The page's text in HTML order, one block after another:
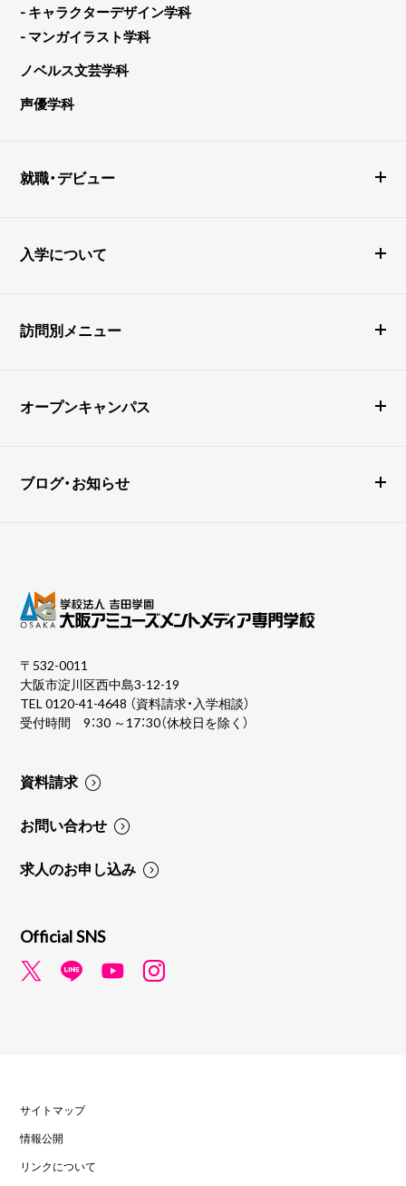
- キャラクターデザイン学科
- マンガイラスト学科
ノベルス文芸学科
声優学科
就職・デビュー
入学について
訪問別メニュー
オープンキャンパス
ブログ・お知らせ
〒532-0011
大阪市淀川区西中島3-12-19
TEL0120-41-4648 （資料請求・入学相談）
受付時間 9：30 ～17：30（休校日を除く）
資料請求
お問い合わせ
求人のお申し込み
Official SNS
サイトマップ
情報公開
リンクについて